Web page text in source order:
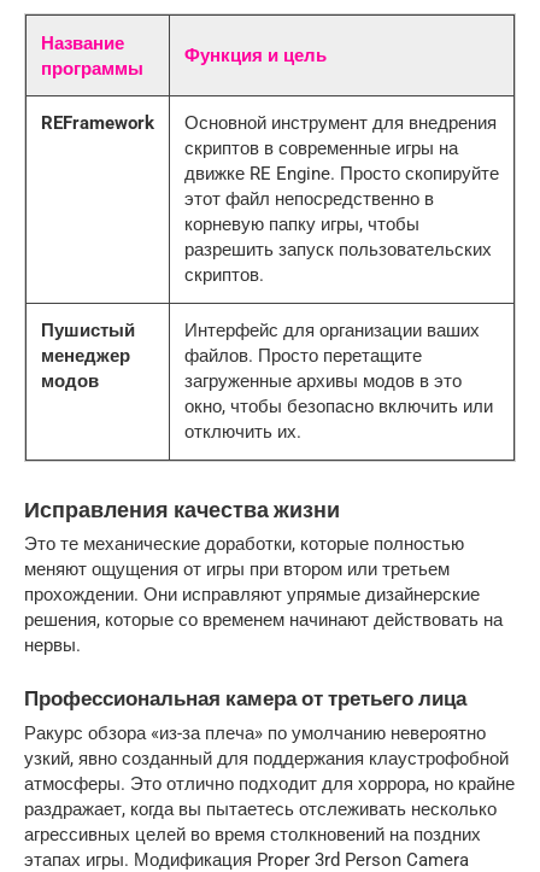
Название
программы
Функция и цель
REFramework
Основной инструмент для внедрения
скриптов в современные игры на
движке RE Engine. Просто скопируйте
этот файл непосредственно в
корневую папку игры, чтобы
разрешить запуск пользовательских
скриптов.
Пушистый
менеджер
модов
Интерфейс для организации ваших
файлов. Просто перетащите
загруженные архивы модов в это
окно, чтобы безопасно включить или
отключить их.
Исправления качества жизни
Это те механические доработки, которые полностью
меняют ощущения от игры при втором или третьем
прохождении. Они исправляют упрямые дизайнерские
решения, которые со временем начинают действовать на
нервы.
Профессиональная камера от третьего лица
Ракурс обзора «из-за плеча» по умолчанию невероятно
узкий, явно созданный для поддержания клаустрофобной
атмосферы. Это отлично подходит для хоррора, но крайне
раздражает, когда вы пытаетесь отслеживать несколько
агрессивных целей во время столкновений на поздних
этапах игры. Модификация Proper 3rd Person Camera